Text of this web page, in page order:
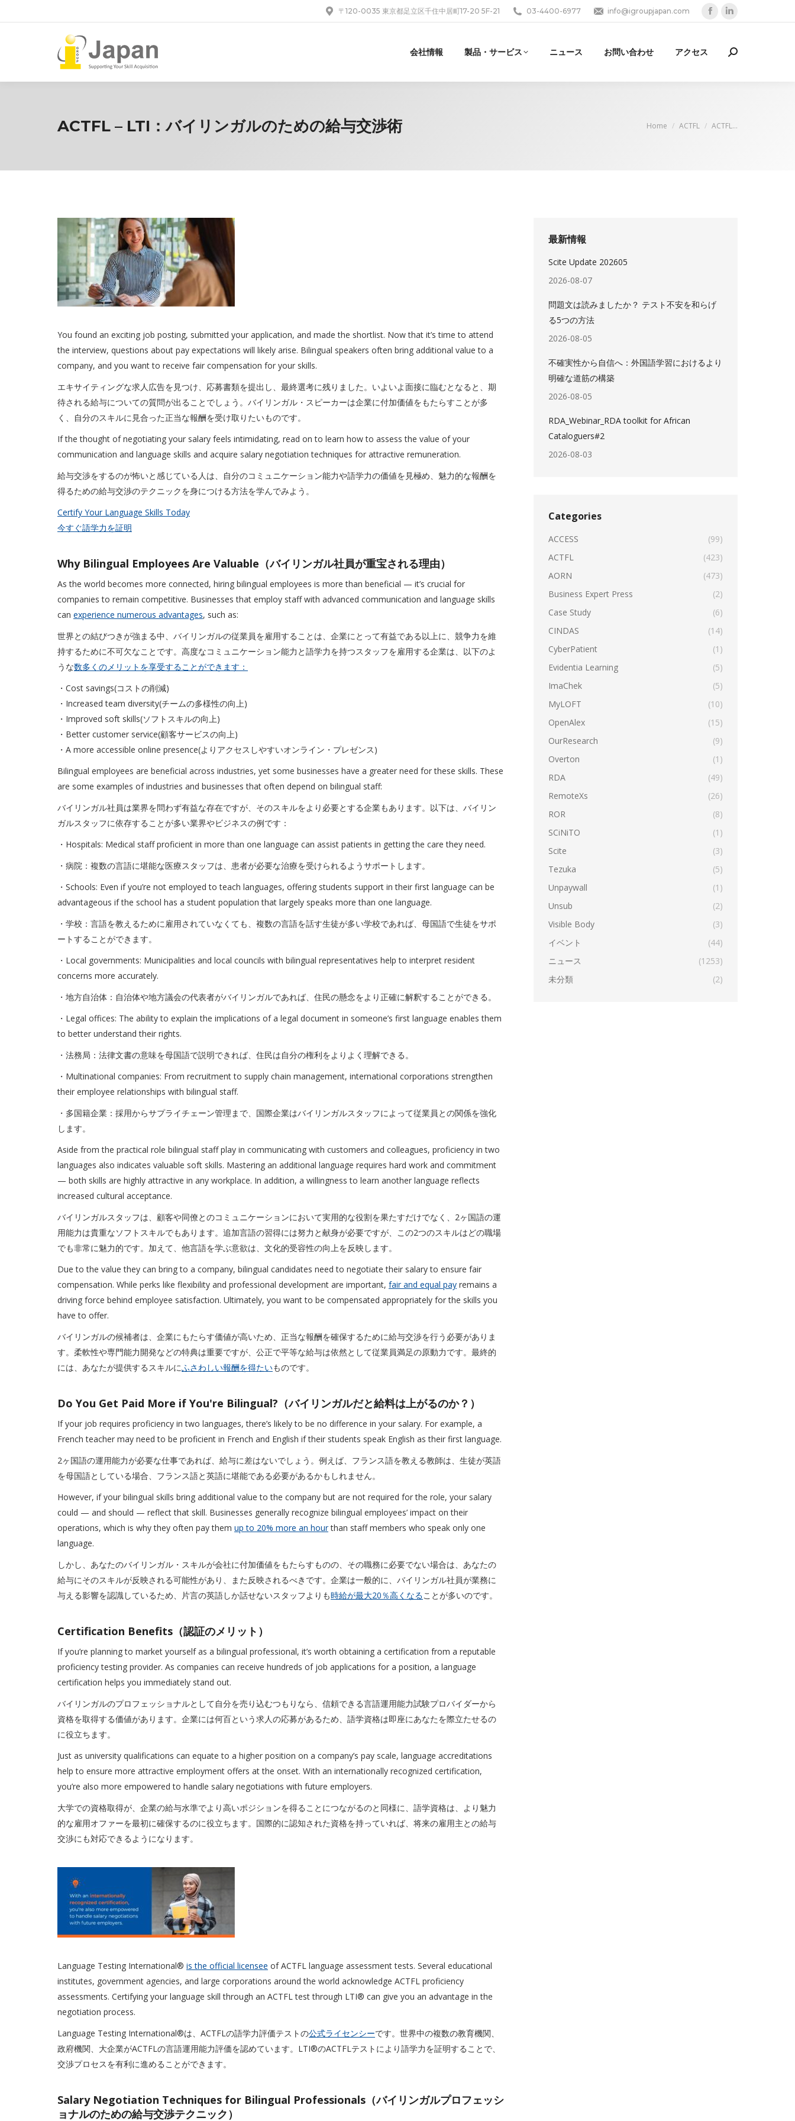
〒120-0035 東京都足立区千住中居町17-20 5F-21 03-4400-6977 info@igroupjapan.com
opensopens
会社情報 製品・サービス ニュース お問い合わせ アクセス Search:
ACTFL – LTI：バイリンガルのための給与交渉術 You are here:
Home ACTFL ACTFL…
You found an exciting job posting, submitted your application, and made the shortlist. Now that it’s time to attend
the interview, questions about pay expectations will likely arise. Bilingual speakers often bring additional value to a
company, and you want to receive fair compensation for your skills.
エキサイティングな求人広告を見つけ、応募書類を提出し、最終選考に残りました。いよいよ面接に臨むとなると、期
待される給与についての質問が出ることでしょう。バイリンガル・スピーカーは企業に付加価値をもたらすことが多
く、自分のスキルに見合った正当な報酬を受け取りたいものです。
If the thought of negotiating your salary feels intimidating, read on to learn how to assess the value of your
communication and language skills and acquire salary negotiation techniques for attractive remuneration.
給与交渉をするのが怖いと感じている人は、自分のコミュニケーション能力や語学力の価値を見極め、魅力的な報酬を
得るための給与交渉のテクニックを身につける方法を学んでみよう。
Certify Your Language Skills Today
今すぐ語学力を証明
Why Bilingual Employees Are Valuable（バイリンガル社員が重宝される理由）
As the world becomes more connected, hiring bilingual employees is more than beneficial — it’s crucial for
companies to remain competitive. Businesses that employ staff with advanced communication and language skills
can experience numerous advantages, such as:
世界との結びつきが強まる中、バイリンガルの従業員を雇用することは、企業にとって有益である以上に、競争力を維
持するために不可欠なことです。高度なコミュニケーション能力と語学力を持つスタッフを雇用する企業は、以下のよ
うな数多くのメリットを享受することができます：
・Cost savings(コストの削減)
・Increased team diversity(チームの多様性の向上)
・Improved soft skills(ソフトスキルの向上)
・Better customer service(顧客サービスの向上)
・A more accessible online presence(よりアクセスしやすいオンライン・プレゼンス)
Bilingual employees are beneficial across industries, yet some businesses have a greater need for these skills. These
are some examples of industries and businesses that often depend on bilingual staff:
バイリンガル社員は業界を問わず有益な存在ですが、そのスキルをより必要とする企業もあります。以下は、バイリン
ガルスタッフに依存することが多い業界やビジネスの例です：
・Hospitals: Medical staff proficient in more than one language can assist patients in getting the care they need.
・病院：複数の言語に堪能な医療スタッフは、患者が必要な治療を受けられるようサポートします。
・Schools: Even if you’re not employed to teach languages, offering students support in their first language can be
advantageous if the school has a student population that largely speaks more than one language.
・学校：言語を教えるために雇用されていなくても、複数の言語を話す生徒が多い学校であれば、母国語で生徒をサポ
ートすることができます。
・Local governments: Municipalities and local councils with bilingual representatives help to interpret resident
concerns more accurately.
・地方自治体：自治体や地方議会の代表者がバイリンガルであれば、住民の懸念をより正確に解釈することができる。
・Legal offices: The ability to explain the implications of a legal document in someone’s first language enables them
to better understand their rights.
・法務局：法律文書の意味を母国語で説明できれば、住民は自分の権利をよりよく理解できる。
・Multinational companies: From recruitment to supply chain management, international corporations strengthen
their employee relationships with bilingual staff.
・多国籍企業：採用からサプライチェーン管理まで、国際企業はバイリンガルスタッフによって従業員との関係を強化
します。
Aside from the practical role bilingual staff play in communicating with customers and colleagues, proficiency in two
languages also indicates valuable soft skills. Mastering an additional language requires hard work and commitment
— both skills are highly attractive in any workplace. In addition, a willingness to learn another language reflects
increased cultural acceptance.
バイリンガルスタッフは、顧客や同僚とのコミュニケーションにおいて実用的な役割を果たすだけでなく、2ヶ国語の運
用能力は貴重なソフトスキルでもあります。追加言語の習得には努力と献身が必要ですが、この2つのスキルはどの職場
でも非常に魅力的です。加えて、他言語を学ぶ意欲は、文化的受容性の向上を反映します。
Due to the value they can bring to a company, bilingual candidates need to negotiate their salary to ensure fair
compensation. While perks like flexibility and professional development are important, fair and equal pay remains a
driving force behind employee satisfaction. Ultimately, you want to be compensated appropriately for the skills you
have to offer.
バイリンガルの候補者は、企業にもたらす価値が高いため、正当な報酬を確保するために給与交渉を行う必要がありま
す。柔軟性や専門能力開発などの特典は重要ですが、公正で平等な給与は依然として従業員満足の原動力です。最終的
には、あなたが提供するスキルにふさわしい報酬を得たいものです。
Do You Get Paid More if You're Bilingual?（バイリンガルだと給料は上がるのか？）
If your job requires proficiency in two languages, there’s likely to be no difference in your salary. For example, a
French teacher may need to be proficient in French and English if their students speak English as their first language.
2ヶ国語の運用能力が必要な仕事であれば、給与に差はないでしょう。例えば、フランス語を教える教師は、生徒が英語
を母国語としている場合、フランス語と英語に堪能である必要があるかもしれません。
However, if your bilingual skills bring additional value to the company but are not required for the role, your salary
could — and should — reflect that skill. Businesses generally recognize bilingual employees’ impact on their
operations, which is why they often pay them up to 20% more an hourthan staff members who speak only one
language.
しかし、あなたのバイリンガル・スキルが会社に付加価値をもたらすものの、その職務に必要でない場合は、あなたの
給与にそのスキルが反映される可能性があり、また反映されるべきです。企業は一般的に、バイリンガル社員が業務に
与える影響を認識しているため、片言の英語しか話せないスタッフよりも時給が最大20％高くなることが多いのです。
Certification Benefits（認証のメリット）
If you’re planning to market yourself as a bilingual professional, it’s worth obtaining a certification from a reputable
proficiency testing provider. As companies can receive hundreds of job applications for a position, a language
certification helps you immediately stand out.
バイリンガルのプロフェッショナルとして自分を売り込むつもりなら、信頼できる言語運用能力試験プロバイダーから
資格を取得する価値があります。企業には何百という求人の応募があるため、語学資格は即座にあなたを際立たせるの
に役立ちます。
Just as university qualifications can equate to a higher position on a company’s pay scale, language accreditations
help to ensure more attractive employment offers at the onset. With an internationally recognized certification,
you’re also more empowered to handle salary negotiations with future employers.
大学での資格取得が、企業の給与水準でより高いポジションを得ることにつながるのと同様に、語学資格は、より魅力
的な雇用オファーを最初に確保するのに役立ちます。国際的に認知された資格を持っていれば、将来の雇用主との給与
交渉にも対応できるようになります。
Language Testing International® is the official licensee of ACTFL language assessment tests. Several educational
institutes, government agencies, and large corporations around the world acknowledge ACTFL proficiency
assessments. Certifying your language skill through an ACTFL test through LTI® can give you an advantage in the
negotiation process.
Language Testing International®は、ACTFLの語学力評価テストの公式ライセンシーです。世界中の複数の教育機関、
政府機関、大企業がACTFLの言語運用能力評価を認めています。LTI®のACTFLテストにより語学力を証明することで、
交渉プロセスを有利に進めることができます。
Salary Negotiation Techniques for Bilingual Professionals（バイリンガルプロフェッシ
ョナルのための給与交渉テクニック）
最新情報
Scite Update 202605
2026-08-07
問題文は読みましたか？ テスト不安を和らげ
る5つの方法
2026-08-05
不確実性から自信へ：外国語学習におけるより
明確な道筋の構築
2026-08-05
RDA_Webinar_RDA toolkit for African
Cataloguers#2
2026-08-03
Categories
ACCESS
(99)
ACTFL
(423)
AORN
(473)
Business Expert Press
(2)
Case Study
(6)
CINDAS
(14)
CyberPatient
(1)
Evidentia Learning
(5)
ImaChek
(5)
MyLOFT
(10)
OpenAlex
(15)
OurResearch
(9)
Overton
(1)
RDA
(49)
RemoteXs
(26)
ROR
(8)
SCiNiTO
(1)
Scite
(3)
Tezuka
(5)
Unpaywall
(1)
Unsub
(2)
Visible Body
(3)
イベント
(44)
ニュース
(1253)
未分類
(2)